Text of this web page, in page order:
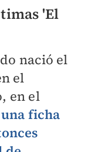
'El
nació el
el
en el
ficha